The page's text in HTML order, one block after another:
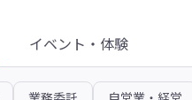
イベント・体験